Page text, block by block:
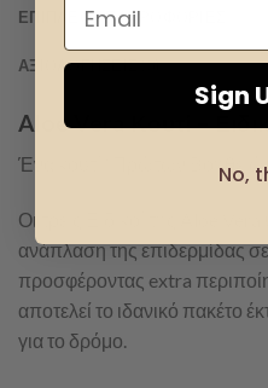
ΕΠΙΠΛΈΟΝ ΠΛΗΡΟΦΟΡΊΕΣ
ΑΞΙΟΛΟΓΉΣΕΙΣ (0)
Aloe Vera Κουτί –
Ένα κουτί “Πρώτων
Οι τρεις Ειδικοί της Aloe
ανάπλαση της επιδερμίδας
προσφέροντας extra
αποτελεί το ιδανικό πακέτο
για το δρόμο.
Sign
No,